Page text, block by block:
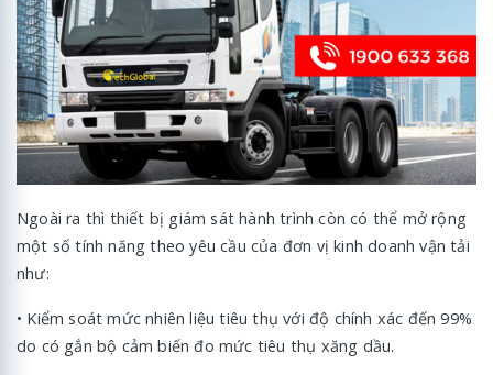
Ngoài ra thì thiết bị giám sát hành trình còn có thể mở rộng
một số tính năng theo yêu cầu của đơn vị kinh doanh vận tải
như:
• Kiểm soát mức nhiên liệu tiêu thụ với độ chính xác đến 99%
do có gắn bộ cảm biến đo mức tiêu thụ xăng dầu.